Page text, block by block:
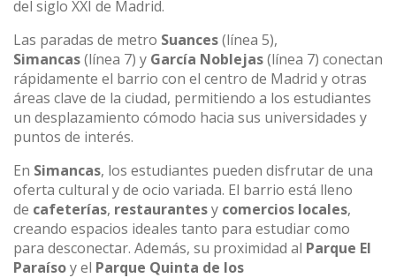
del siglo XXI de Madrid.
Las paradas de metro Suances(línea 5),
Simancas(línea 7) y García Noblejas(línea 7) conectan
rápidamente el barrio con el centro de Madrid y otras
áreas clave de la ciudad, permitiendo a los estudiantes
un desplazamiento cómodo hacia sus universidades y
puntos de interés.
En Simancas, los estudiantes pueden disfrutar de una
oferta cultural y de ocio variada. El barrio está lleno
de cafeterías, restaurantesy comercios locales,
creando espacios ideales tanto para estudiar como
para desconectar. Además, su proximidad al Parque El
Paraísoy el Parque Quinta de los